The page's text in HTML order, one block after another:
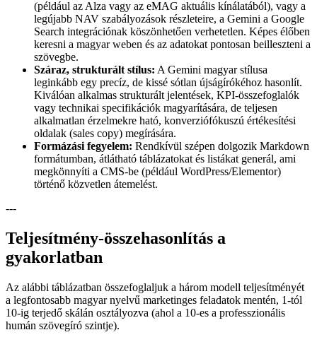
(például az Alza vagy az eMAG aktuális kínálatából), vagy a
legújabb NAV szabályozások részleteire, a Gemini a Google
Search integrációnak köszönhetően verhetetlen. Képes élőben
keresni a magyar weben és az adatokat pontosan beilleszteni a
szövegbe.
Száraz, strukturált stílus: A Gemini magyar stílusa
leginkább egy precíz, de kissé sótlan újságírókéhoz hasonlít.
Kiválóan alkalmas strukturált jelentések, KPI-összefoglalók
vagy technikai specifikációk magyarítására, de teljesen
alkalmatlan érzelmekre ható, konverziófókuszú értékesítési
oldalak (sales copy) megírására.
Formázási fegyelem: Rendkívül szépen dolgozik Markdown
formátumban, átlátható táblázatokat és listákat generál, ami
megkönnyíti a CMS-be (például WordPress/Elementor)
történő közvetlen átemelést.
---
Teljesítmény-összehasonlítás a
gyakorlatban
Az alábbi táblázatban összefoglaljuk a három modell teljesítményét
a legfontosabb magyar nyelvű marketinges feladatok mentén, 1-tól
10-ig terjedő skálán osztályozva (ahol a 10-es a professzionális
humán szövegíró szintje).